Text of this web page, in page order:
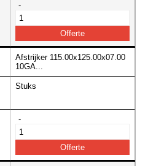
-
Afstrijker 115.00x125.00x07.00
10GA...
Stuks
-